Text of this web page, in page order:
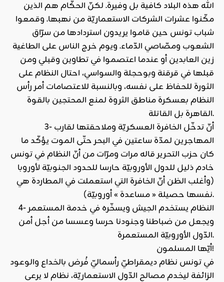
الله هذه البلاد كافية بل وفيرة. لكنّ الحكّام هم الذين
مكّنوا عشرات الشركات الاستعماريّة من نهبها. وقمعوا
شباب تونس حين قاموا يريدون استردادها من سرّاق
الشعوب ومصّاصي الدّماء. ويوم خرج الناس على الطاغية
زين العابدين أو عندما اعتصموا في تطاوين وقبلي ومن
قبلها في قرقنة وبوحجلة والسواسي، احتال النظام على
الثورة للحفاظ على نفسه، وبالنسبة للاعتصامات أمر رأس
النظام بعسكرة مناطق الثروة لمنع المحتجين بالقوة
القاهرة بل القاتلة.
3- أنّ تدخّل الخافرة العسكريّة وملاحقتها لقارب
المهاجرين لمدّة ساعتين في البحر حتّى الموت يؤكّد ما
كان حزب التحرير قاله مرات ومرّات من أنّ النظام في تونس
خادم ذليل للدول الأوروبيّة حارسا للحدود الجنوبيّة لأوروبا
(وأغلب الظن أنّ الخافرة التي استعملت في المطاردة هي
نفسها حصيلة « مساعدة » أوروبيّة).
4- النظام يستخدم الجيش ويسخّره في خدمة المستعمر
ويجعل من ضباطنا وجنودنا حرسا وعسسا من أجل أمن
الدّول الأوروبيّة المستعمرة.
أيّها المسلمون!
في تونس نظام ديمقراطيّ رأسماليّ فُرض بالخداع والوعود
الزائفة ليخدم مصالح الدّول الاستعماريّة، نظام لا يرعى